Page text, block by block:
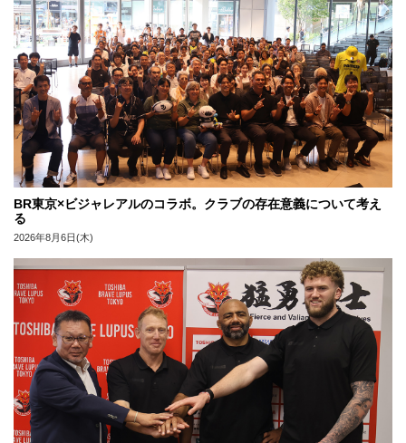
BR東京×ビジャレアルのコラボ。クラブの存在意義について考え
る
2026年8月6日(木)